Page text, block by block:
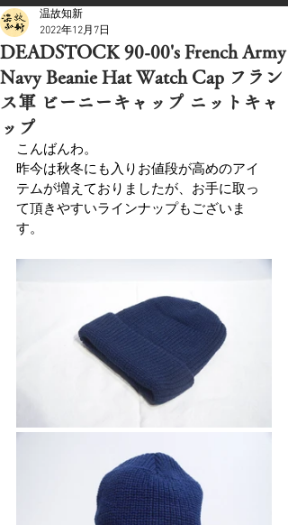
DEADSTOCK 90-00's French Army
Navy Beanie Hat Watch Cap フラン
ス軍 ビーニーキャップ ニットキャ
ップ
温故知新
2022年12月7日
こんばんわ。
昨今は秋冬にも入りお値段が高めのアイ
テムが増えておりましたが、お手に取っ
て頂きやすいラインナップもございま
す。